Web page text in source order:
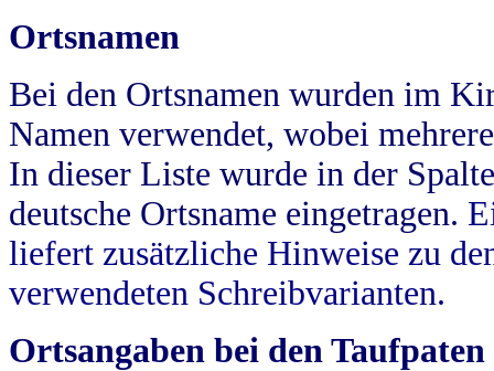
Ortsnamen
Bei den Ortsnamen wurden im
Namen verwendet, wobei
In dieser Liste wurde in der
deutsche Ortsname eingetragen.
liefert zusätzliche Hinweise zu
verwendeten Schreibvarianten.
Ortsangaben bei den Taufpaten